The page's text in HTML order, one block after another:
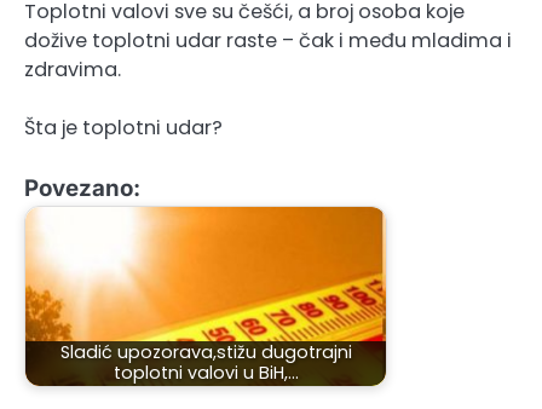
Toplotni valovi sve su češći, a broj osoba koje
dožive toplotni udar raste – čak i među mladima i
zdravima.
Šta je toplotni udar?
Povezano:
Sladić upozorava,stižu dugotrajni
toplotni valovi u BiH,…